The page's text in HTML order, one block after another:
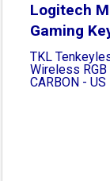
Logitech
Gaming
TKL
Wireless
CARBON -